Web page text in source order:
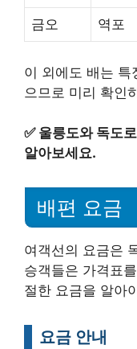
금오 역포
이 외에도 배는 특
으므로 미리 확인
✅ 울릉도와 독도
알아보세요.
배편 요금
여객선의 요금은
승객들은 가격표
절한 요금을 알아
요금 안내